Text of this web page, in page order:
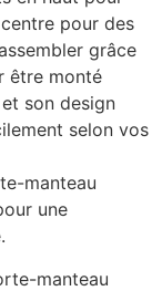
pour des
grâce
être monté
son design
selon vos
manteau
une
manteau